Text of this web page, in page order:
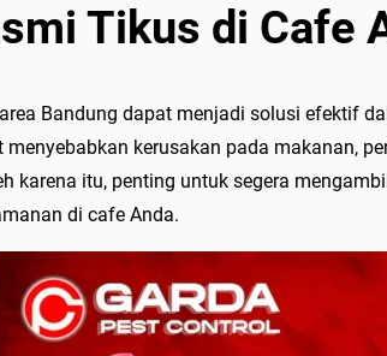
Tikus di Cafe
Bandung dapat menjadi solusi efektif
kerusakan pada makanan,
karena itu, penting untuk segera
di cafe Anda.